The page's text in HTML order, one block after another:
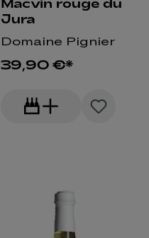
Jura
Domaine Pignier
39,90 €*